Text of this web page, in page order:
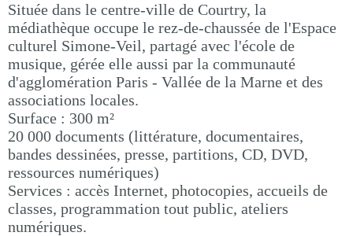
Située dans le centre-ville de Courtry, la
médiathèque occupe le rez-de-chaussée de l'Espace
culturel Simone-Veil, partagé avec l'école de
musique, gérée elle aussi par la communauté
d'agglomération Paris - Vallée de la Marne et des
associations locales.
Surface : 300 m²
20 000 documents (littérature, documentaires,
bandes dessinées, presse, partitions, CD, DVD,
ressources numériques)
Services : accès Internet, photocopies, accueils de
classes, programmation tout public, ateliers
numériques.